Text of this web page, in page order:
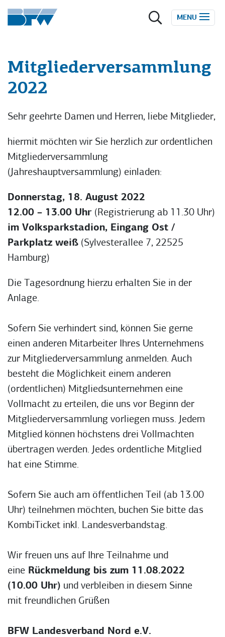
Zum Inhalt springen
MENU
Mitgliederversammlung
2022
Sehr geehrte Damen und Herren, liebe Mitglieder,
hiermit möchten wir Sie herzlich zur ordentlichen
Mitgliederversammlung
(Jahreshauptversammlung) einladen:
Donnerstag, 18. August 2022
12.00 – 13.00 Uhr (Registrierung ab 11.30 Uhr)
im Volksparkstadion, Eingang Ost /
Parkplatz weiß (Sylvesterallee 7, 22525
Hamburg)
Die Tagesordnung hierzu erhalten Sie in der
Anlage.
Sofern Sie verhindert sind, können Sie gerne
einen anderen Mitarbeiter Ihres Unternehmens
zur Mitgliederversammlung anmelden. Auch
besteht die Möglichkeit einem anderen
(ordentlichen) Mitgliedsunternehmen eine
Vollmacht zu erteilen, die uns vor Beginn der
Mitgliederversammlung vorliegen muss. Jedem
Mitglied können höchstens drei Vollmachten
übertragen werden. Jedes ordentliche Mitglied
hat eine Stimme.
Sofern Sie auch am öffentlichen Teil (ab 13.00
Uhr) teilnehmen möchten, buchen Sie bitte das
KombiTicket inkl. Landesverbandstag.
Wir freuen uns auf Ihre Teilnahme und
eine Rückmeldung bis zum 11.08.2022
(10.00 Uhr) und verbleiben in diesem Sinne
mit freundlichen Grüßen
BFW Landesverband Nord e.V.